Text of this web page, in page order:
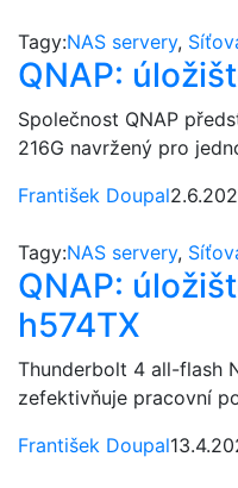
Tagy:NAS servery,
QNAP:
Společnost QNAP
216G navržený pro
František Doupal
Tagy:NAS servery,
QNAP:
h574TX
Thunderbolt 4 all-flash
zefektivňuje pracovní
František Doupal